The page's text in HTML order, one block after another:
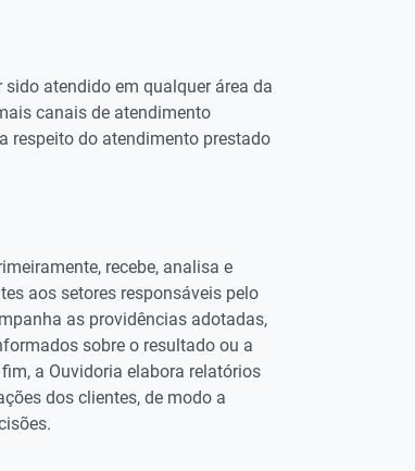
atendido em qualquer área da
canais de atendimento
respeito do atendimento prestado
recebe, analisa e
aos setores responsáveis pelo
as providências adotadas,
sobre o resultado ou a
a Ouvidoria elabora relatórios
dos clientes, de modo a